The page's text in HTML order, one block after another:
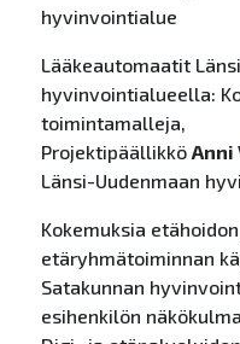
hyvinvointialue
Lääkeautomaatit
hyvinvointialueella:
toimintamalleja,
Projektipäällikkö Anni
Länsi-Uudenmaan
Kokemuksia
etäryhmätoiminnan
Satakunnan
esihenkilön